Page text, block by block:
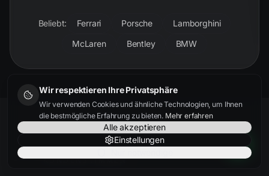
Wir respektieren Ihre Privatsphäre
Wir verwenden Cookies und ähnliche Technologien, um Ihnen
die bestmögliche Erfahrung zu bieten. Mehr erfahren
Alle akzeptieren
Einstellungen
Beliebt: Ferrari Porsche
Lamborghini
McLaren
Bentley BMW
KUNDENSTIMMEN